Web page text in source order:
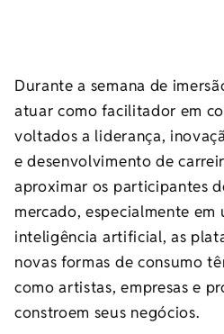
Durante a semana de
atuar como facilitador em
voltados a liderança,
e desenvolvimento de
aproximar os participantes
mercado, especialmente em
inteligência artificial, as
novas formas de consumo
como artistas, empresas e
constroem seus negócios.